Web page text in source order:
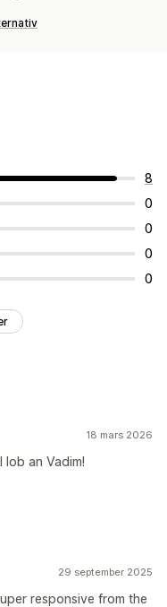
8
0
0
0
0
18 mars 2026
lob an Vadim!
29 september 2025
responsive from the